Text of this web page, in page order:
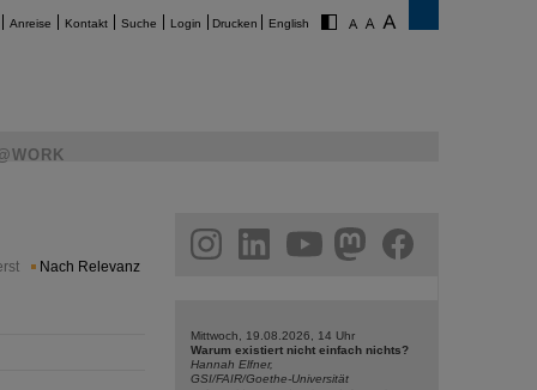
Anreise Kontakt Suche Login Drucken English
Nach Relevanz
facebook
Mittwoch, 19.08.2026, 14 Uhr
Warum existiert nicht einfach nichts?
Hannah Elfner,
GSI/FAIR/Goethe-Universität